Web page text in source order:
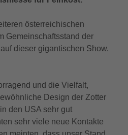
österreichischen
Gemeinschaftsstand der
dieser gigantischen Show.
und die Vielfalt,
Design der Zotter
den USA sehr gut
sehr viele neue Kontakte